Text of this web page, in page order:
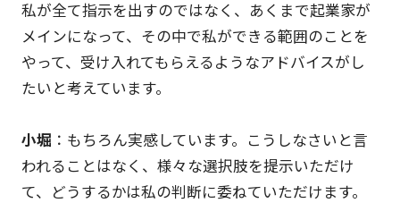
私が全て指示を出すのではなく、あくまで起業家が
メインになって、その中で私ができる範囲のことを
やって、受け入れてもらえるようなアドバイスがし
たいと考えています。
小堀 ：もちろん実感しています。こうしなさいと言
われることはなく、様々な選択肢を提示いただけ
て、どうするかは私の判断に委ねていただけます。